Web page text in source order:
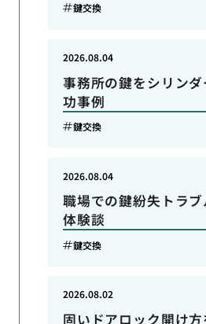
鍵交換
事務所の鍵をシリン
功事例
2026.08.04
鍵交換
職場での鍵紛失トラ
体験談
2026.08.04
鍵交換
固いドアロック開け
2026.08.02